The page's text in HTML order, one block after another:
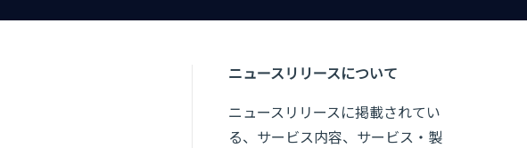
ニュースリリースについて
ニュースリリースに掲載されてい
る、サービス内容、サービス・製